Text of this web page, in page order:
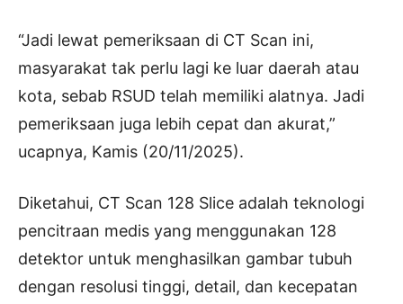
“Jadi lewat pemeriksaan di CT Scan ini,
masyarakat tak perlu lagi ke luar daerah atau
kota, sebab RSUD telah memiliki alatnya. Jadi
pemeriksaan juga lebih cepat dan akurat,”
ucapnya, Kamis (20/11/2025).
Diketahui, CT Scan 128 Slice adalah teknologi
pencitraan medis yang menggunakan 128
detektor untuk menghasilkan gambar tubuh
dengan resolusi tinggi, detail, dan kecepatan